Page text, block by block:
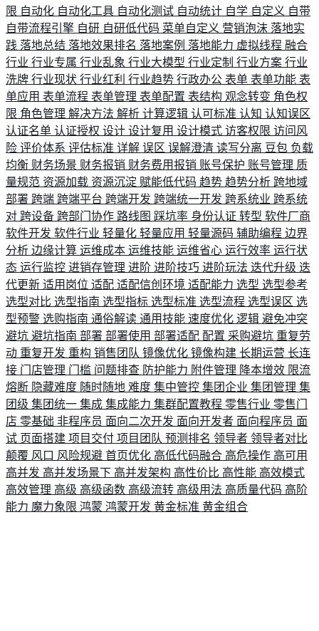
限 自动化 自动化工具 自动化测试 自动统计 自学 自定义 自带
自带流程引擎 自研 自研低代码 菜单自定义 营销泡沫 落地实
践 落地总结 落地效果排名 落地案例 落地能力 虚拟线程 融合
行业 行业专属 行业乱象 行业大模型 行业定制 行业方案 行业
洗牌 行业现状 行业红利 行业趋势 行政办公 表单 表单功能 表
单应用 表单流程 表单管理 表单配置 表结构 观念转变 角色权
限 角色管理 解决方法 解析 计算逻辑 认可标准 认知 认知误区
认证名单 认证授权 设计 设计复用 设计模式 访客权限 访问风
险 评价体系 评估标准 详解 误区 误解澄清 读写分离 豆包 负载
均衡 财务场景 财务报销 财务费用报销 账号保护 账号管理 质
量规范 资源加载 资源沉淀 赋能低代码 趋势 趋势分析 跨地域
部署 跨端 跨端平台 跨端开发 跨端统一开发 跨系统业 跨系统
对 跨设备 跨部门协作 路线图 踩坑率 身份认证 转型 软件厂商
软件开发 软件行业 轻量化 轻量应用 轻量源码 辅助编程 边界
分析 边缘计算 运维成本 运维技能 运维省心 运行效率 运行状
态 运行监控 进销存管理 进阶 进阶技巧 进阶玩法 迭代升级 迭
代更新 适用岗位 适配 适配信创环境 适配能力 选型 选型参考
选型对比 选型指南 选型指标 选型标准 选型流程 选型误区 选
型预警 选购指南 通俗解读 通用技能 速度优化 逻辑 避免冲突
避坑 避坑指南 部署 部署使用 部署适配 配置 采购避坑 重复劳
动 重复开发 重构 销售团队 镜像优化 镜像构建 长期运营 长连
接 门店管理 门槛 问题排查 防护能力 附件管理 降本增效 限流
熔断 隐藏难度 随时随地 难度 集中管控 集团企业 集团管理 集
团级 集团统一 集成 集成能力 集群配置教程 零售行业 零售门
店 零基础 非程序员 面向二次开发 面向开发者 面向程序员 面
试 页面搭建 项目交付 项目团队 预测排名 领导者 领导者对比
颠覆 风口 风险规避 首页优化 高低代码融合 高危操作 高可用
高并发 高并发场景下 高并发架构 高性价比 高性能 高效模式
高效管理 高级 高级函数 高级流转 高级用法 高质量代码 高阶
能力 魔力象限 鸿蒙 鸿蒙开发 黄金标准 黄金组合